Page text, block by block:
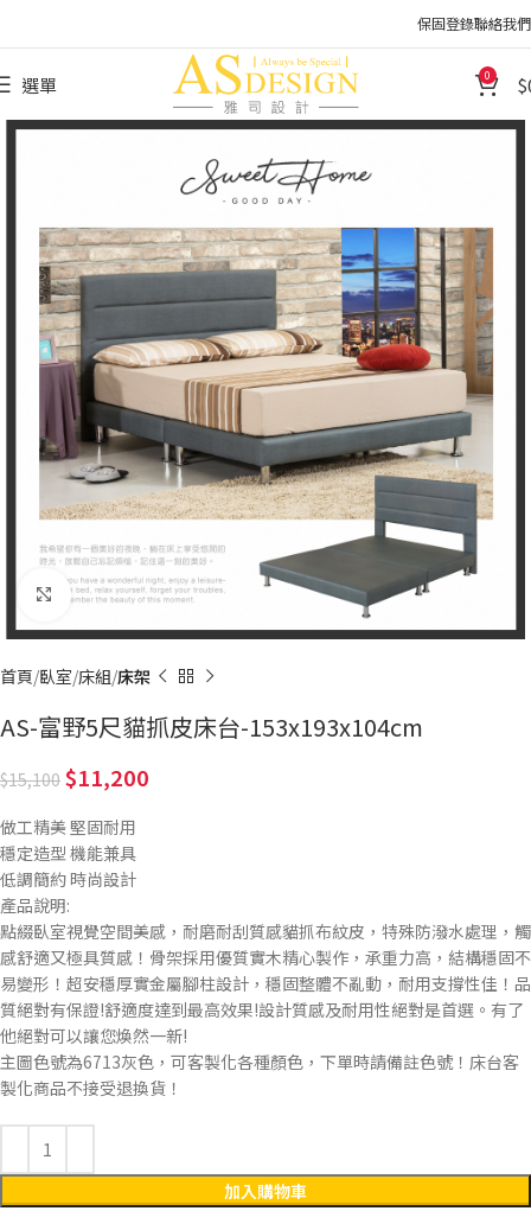
保固登錄聯絡我們
選單 0
Click to enlarge
首頁 臥室 床組 床架
AS-富野5尺貓抓皮床台-153x193x104cm
15,100 11,200
做工精美 堅固耐用
穩定造型 機能兼具
低調簡約 時尚設計
產品說明:
點綴臥室視覺空間美感，耐磨耐刮質感貓抓布紋皮，特殊防潑水處理，觸
感舒適又極具質感！骨架採用優質實木精心製作，承重力高，結構穩固不
易變形！超安穩厚實金屬腳柱設計，穩固整體不亂動，耐用支撐性佳！品
質絕對有保證!舒適度達到最高效果!設計質感及耐用性絕對是首選。有了
他絕對可以讓您煥然一新!
主圖色號為6713灰色，可客製化各種顏色，下單時請備註色號！床台客
製化商品不接受退換貨！
加入購物車